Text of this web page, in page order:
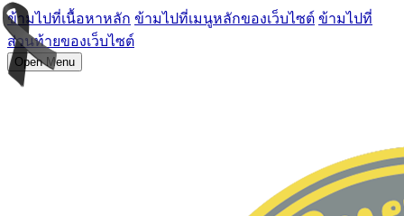
ข้ามไปที่เนื้อหาหลัก ข้ามไปที่เมนูหลักของเว็บไซต์ ข้ามไปที่
ส่วนท้ายของเว็บไซต์
Open Menu